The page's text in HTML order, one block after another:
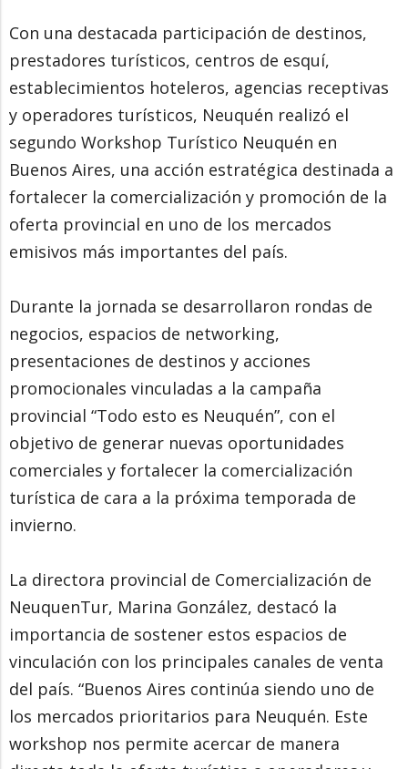
Con una destacada participación de destinos,
prestadores turísticos, centros de esquí,
establecimientos hoteleros, agencias receptivas
y operadores turísticos, Neuquén realizó el
segundo Workshop Turístico Neuquén en
Buenos Aires, una acción estratégica destinada a
fortalecer la comercialización y promoción de la
oferta provincial en uno de los mercados
emisivos más importantes del país.
Durante la jornada se desarrollaron rondas de
negocios, espacios de networking,
presentaciones de destinos y acciones
promocionales vinculadas a la campaña
provincial “Todo esto es Neuquén”, con el
objetivo de generar nuevas oportunidades
comerciales y fortalecer la comercialización
turística de cara a la próxima temporada de
invierno.
La directora provincial de Comercialización de
NeuquenTur, Marina González, destacó la
importancia de sostener estos espacios de
vinculación con los principales canales de venta
del país. “Buenos Aires continúa siendo uno de
los mercados prioritarios para Neuquén. Este
workshop nos permite acercar de manera